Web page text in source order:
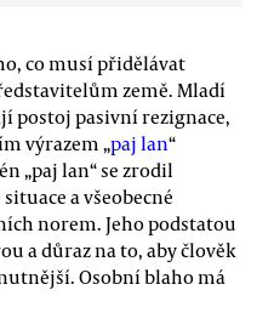
co musí přidělávat
země. Mladí
postoj pasivní rezignace,
výrazem „paj lan“
„paj lan“ se zrodil
a všeobecné
norem. Jeho podstatou
a důraz na to, aby člověk
Osobní blaho má